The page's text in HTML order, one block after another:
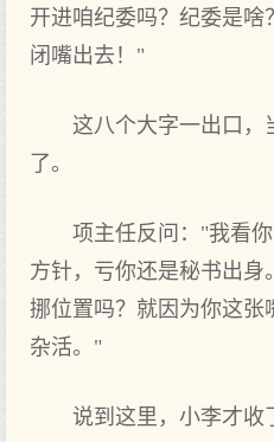
开进咱纪委吗？纪委是啥
闭嘴出去！"
这八个大字一出口，
了。
项主任反问："我看
方针，亏你还是秘书出
挪位置吗？就因为你这张
杂活。"
说到这里，小李才收